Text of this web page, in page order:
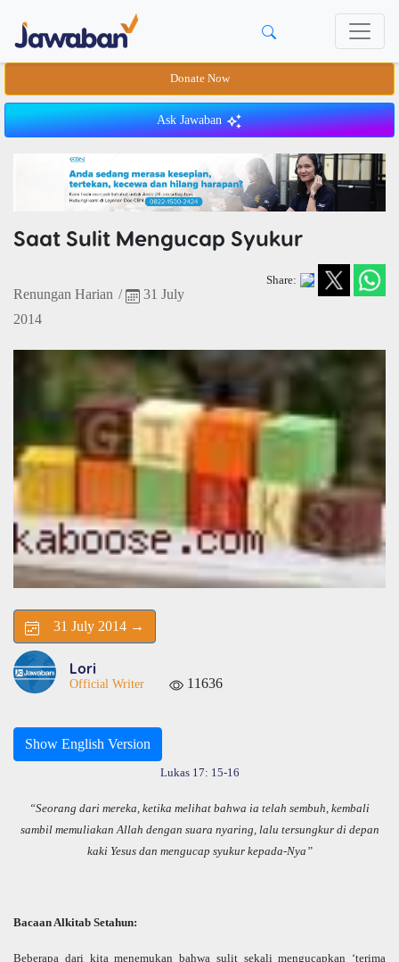
Donate Now
Ask Jawaban
Saat Sulit Mengucap Syukur
Renungan Harian /
31 July
2014
Share:
31 July 2014 →
Lori
Official Writer 11636
Show English Version
Lukas 17: 15-16
“Seorang dari mereka, ketika melihat bahwa ia telah sembuh, kembali
sambil memuliakan Allah dengan suara nyaring, lalu tersungkur di depan
kaki Yesus dan mengucap syukur kepada-Nya”
Bacaan Alkitab Setahun:
Beberapa dari kita menemukan bahwa sulit sekali mengucapkan ‘terima